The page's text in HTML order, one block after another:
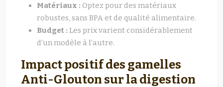
Matériaux : Optez pour des matériaux
robustes, sans BPA et de qualité alimentaire.
Budget : Les prix varient considérablement
d’un modèle à l’autre.
Impact positif des gamelles
Anti-Glouton sur la digestion